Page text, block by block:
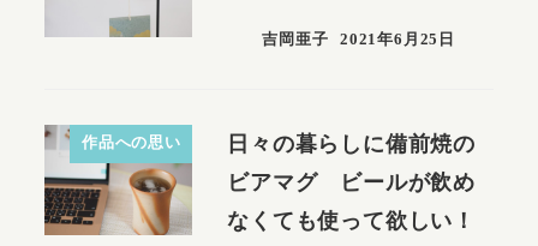
吉岡亜子 2021年6月25日
作品への思い
日々の暮らしに備前焼の
ビアマグ ビールが飲め
なくても使って欲しい！